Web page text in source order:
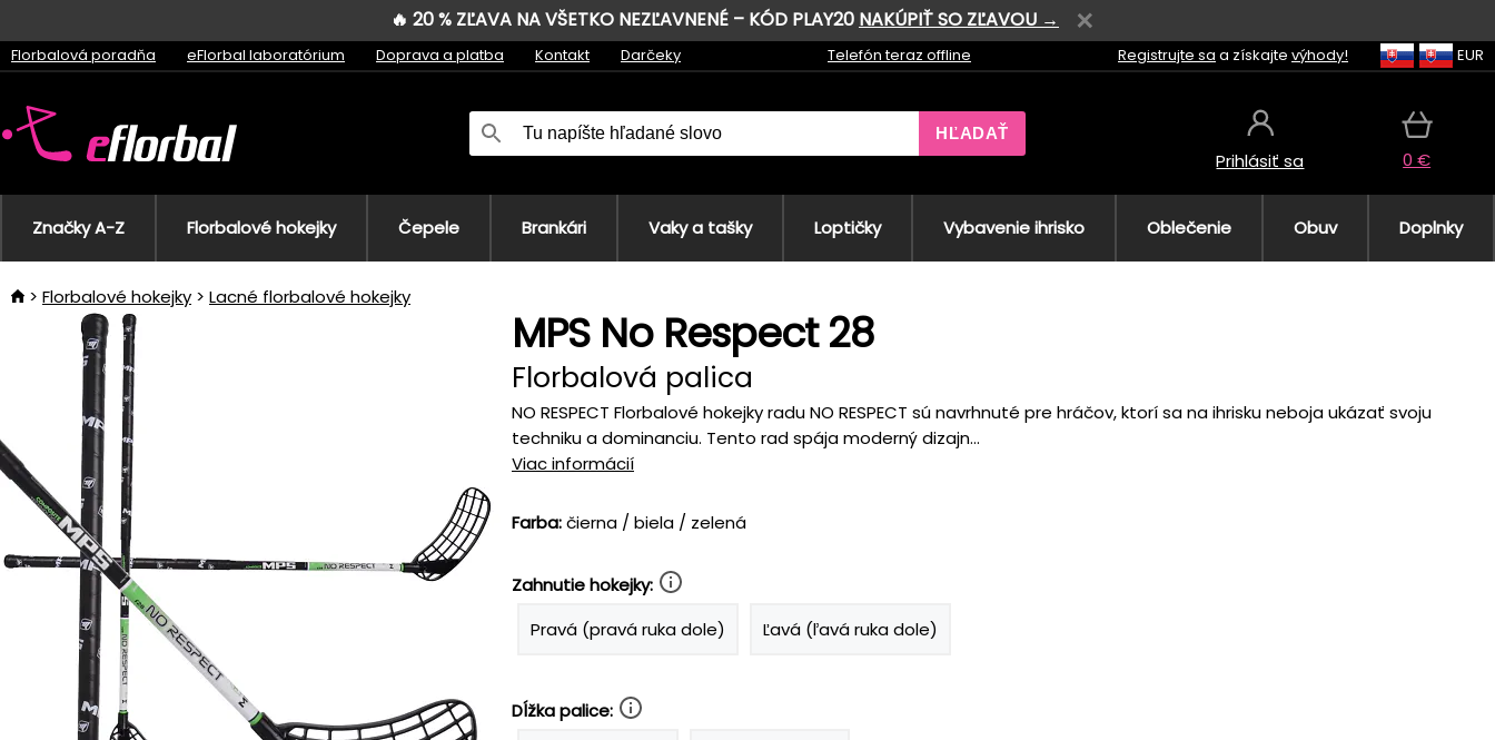
🔥 20 % ZĽAVA NA VŠETKO NEZĽAVNENÉ – KÓD PLAY20 NAKÚPIŤ SO ZĽAVOU →
Florbalová poradňa eFlorbal laboratórium Doprava a platba Kontakt Darčeky Telefón teraz offline Registrujte sa a získajte výhody! EUR
HĽADAŤ
Prihlásiť sa 0 €
Značky A-Z Florbalové hokejky Čepele Brankári Vaky a tašky Loptičky Vybavenie ihrisko Oblečenie Obuv Doplnky
Florbalové hokejky Lacné florbalové hokejky
MPS No Respect 28
Florbalová palica
NO RESPECT Florbalové hokejky radu NO RESPECT sú navrhnuté pre hráčov, ktorí sa na ihrisku neboja ukázať svoju
techniku a dominanciu. Tento rad spája moderný dizajn...
Viac informácií
Farba:čierna / biela / zelená
Zahnutie hokejky:
Pravá (pravá ruka dole)
Ľavá (ľavá ruka dole)
Dĺžka palice: